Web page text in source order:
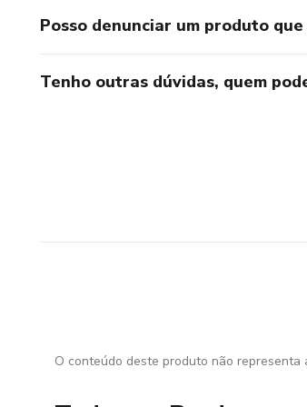
Posso denunciar um produto
Tenho outras dúvidas, quem
O conteúdo deste produto não representa